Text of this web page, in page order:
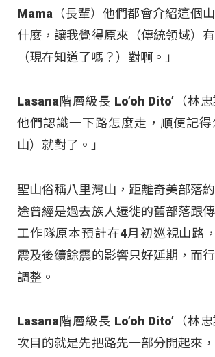
Mama（長輩）他們都會介紹這個
什麼，讓我覺得原來（傳統領域）
（現在知道了嗎？）對啊。」
Lasana階層級長 Lo’oh Dito’（林
他們認識一下路怎麼走，順便記
山）就對了。」
聖山俗稱八里灣山，距離奇美部落
途曾經是過去族人遷徙的舊部落跟
工作隊原本預計在4月初巡視山路
震及後續餘震的影響只好延期，而
調整。
Lasana階層級長 Lo’oh Dito’（林
次目的就是先把路先一部分開起來